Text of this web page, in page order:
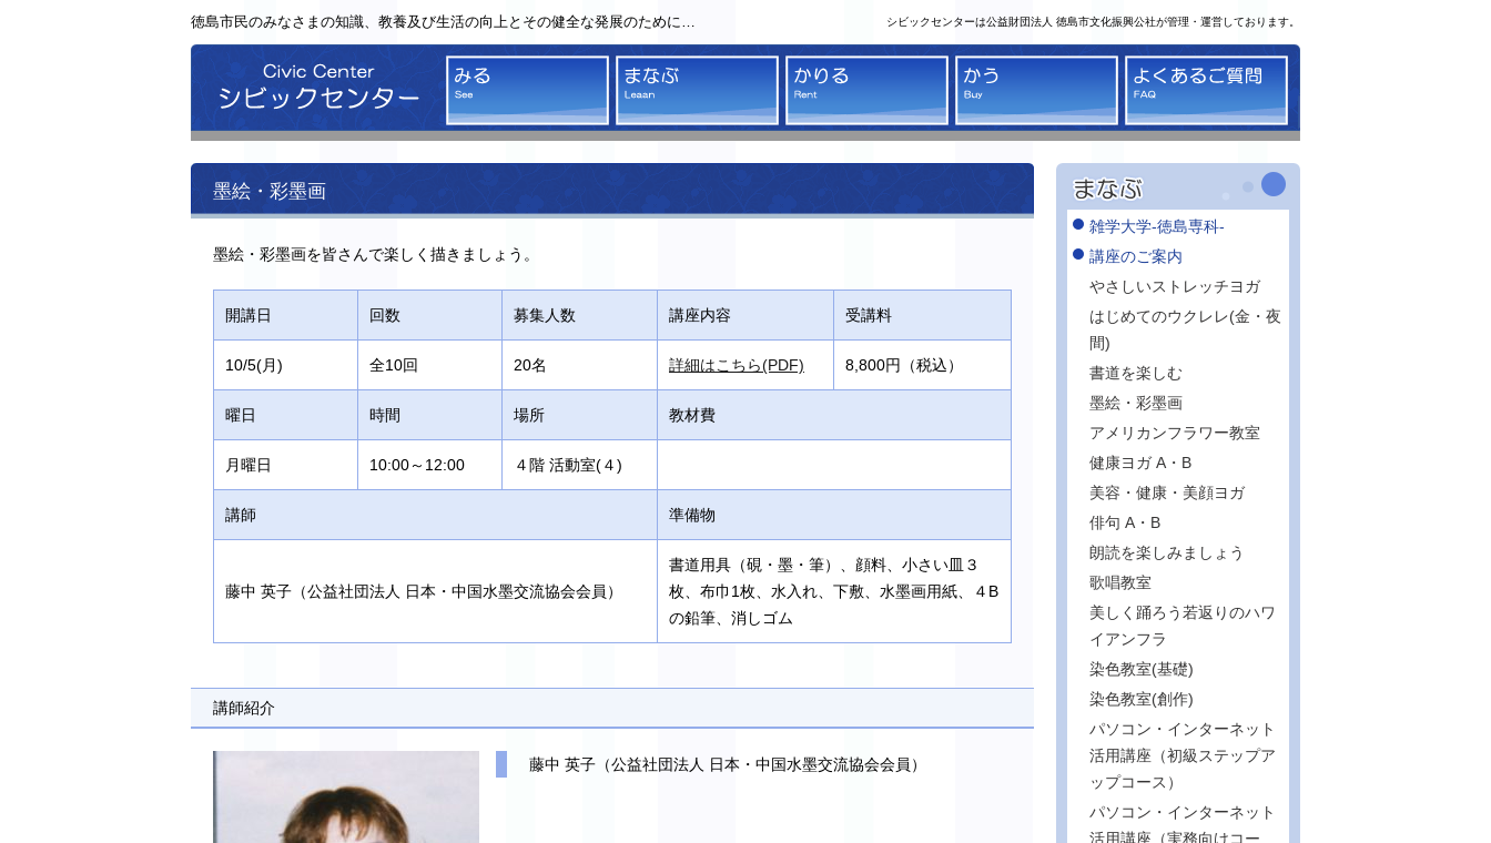
徳島市民のみなさまの知識、教養及び生活の向上とその健全な発展のために… シビックセンターは公益財団法人 徳島市文化振興公社が管理・運営しております。
シビックセンター
みる まなぶ かりる かう
墨絵・彩墨画
墨絵・彩墨画を皆さんで楽しく描きましょう。
開講日 回数 募集人数 講座内容 受講料
10/5(月) 全10回 20名 詳細はこちら(PDF) 8,800円（税込）
曜日 時間 場所 教材費
月曜日 10:00～12:00 ４階 活動室(４)
講師 準備物
藤中 英子（公益社団法人 日本・中国水墨交流協会会員）
書道用具（硯・墨・筆）、顔料、小さい皿３
枚、布巾1枚、水入れ、下敷、水墨画用紙、４B
の鉛筆、消しゴム
講師紹介
藤中 英子（公益社団法人 日本・中国水墨交流協会会員）
雑学大学-徳島専科-
講座のご案内
やさしいストレッチヨガ
はじめてのウクレレ(金・夜
間)
書道を楽しむ
墨絵・彩墨画
アメリカンフラワー教室
健康ヨガ A・B
美容・健康・美顔ヨガ
俳句 A・B
朗読を楽しみましょう
歌唱教室
美しく踊ろう若返りのハワ
イアンフラ
染色教室(基礎)
染色教室(創作)
パソコン・インターネット
活用講座（初級ステップア
ップコース）
パソコン・インターネット
活用講座（実務向けコー